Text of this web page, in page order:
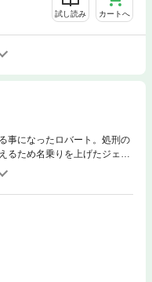
試し読み カートへ
事になったロバート。処刑の
るため名乗りを上げたジェイ
外な方向へ向かう。エリザ